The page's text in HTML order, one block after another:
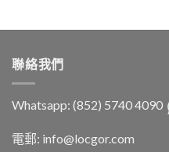
聯絡我們
Whatsapp: (852) 5740 4090
電郵: info@locgor.com